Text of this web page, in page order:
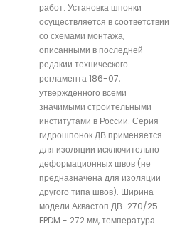
работ. Установка шпонки
осуществляется в соответствии
со схемами монтажа,
описанными в последней
редакии технического
регламента 186-07,
утвержденного всеми
значимыми строительными
институтами в России. Серия
гидрошпонок ДВ применяется
для изоляции исключительно
деформационных швов (не
предназначена для изоляции
другого типа швов). Ширина
модели Аквастоп ДВ-270/25
EPDM - 272 мм, температура